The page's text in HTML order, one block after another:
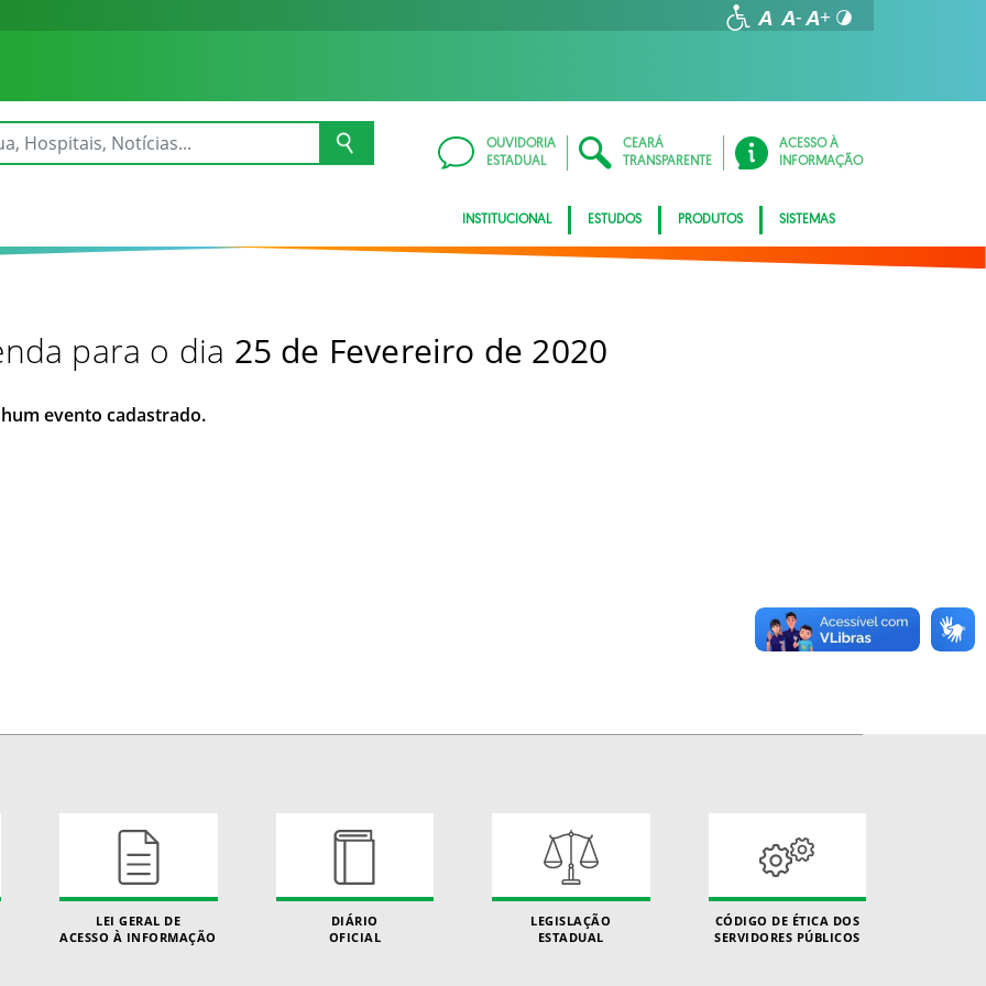
OUVIDORIA
ESTADUAL
CEARÁ
TRANSPARENTE
ACESSO À
INFORMAÇÃO
INSTITUCIONAL ESTUDOS PRODUTOS SISTEMAS
para o dia 25 de Fevereiro de 2020
evento cadastrado.
LEI GERAL DE
ACESSO À INFORMAÇÃO
DIÁRIO
OFICIAL
LEGISLAÇÃO
ESTADUAL
CÓDIGO DE ÉTICA DOS
SERVIDORES PÚBLICOS